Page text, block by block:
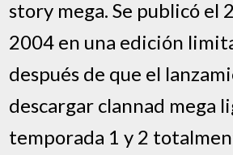
story mega. Se publicó el
2004 en una edición
después de que el
descargar clannad mega
temporada 1 y 2